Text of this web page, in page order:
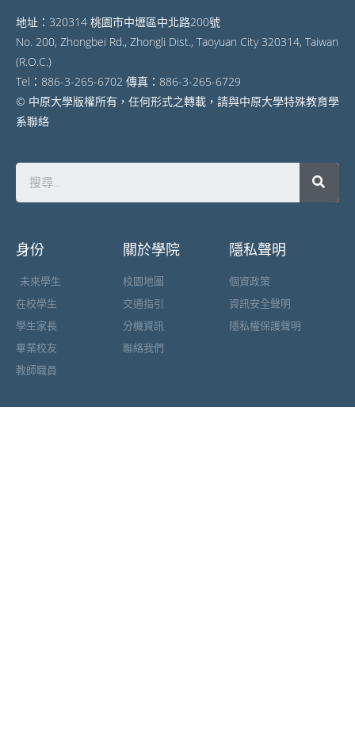
地址：320314 桃園市中壢區中北路200號
No. 200, Zhongbei Rd., Zhongli Dist., Taoyuan City 320314, Taiwan
(R.O.C.)
Tel：886-3-265-6702 傳真：886-3-265-6729
© 中原大學版權所有，任何形式之轉載，請與中原大學特殊教育學
系聯絡
身份
未來學生
在校學生
學生家長
畢業校友
教師職員
關於學院
校園地圖
交通指引
分機資訊
聯絡我們
隱私聲明
個資政策
資訊安全聲明
隱私權保護聲明